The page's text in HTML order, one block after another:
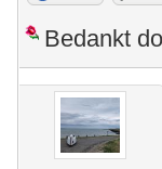
Bedankt